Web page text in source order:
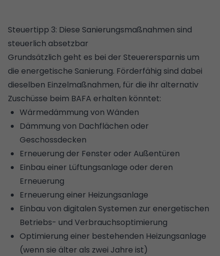
Steuertipp 3: Diese Sanierungsmaßnahmen sind
steuerlich absetzbar
Grundsätzlich geht es bei der Steuerersparnis um
die energetische Sanierung. Förderfähig sind dabei
dieselben Einzelmaßnahmen, für die ihr alternativ
Zuschüsse beim BAFA erhalten könntet:
Wärmedämmung von Wänden
Dämmung von Dachflächen oder
Geschossdecken
Erneuerung der Fenster oder Außentüren
Einbau einer Lüftungsanlage oder deren
Erneuerung
Erneuerung einer Heizungsanlage
Einbau von digitalen Systemen zur energetischen
Betriebs- und Verbrauchsoptimierung
Optimierung einer bestehenden Heizungsanlage
(wenn sie älter als zwei Jahre ist)